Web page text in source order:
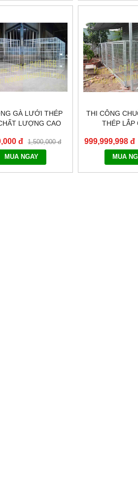
GÀ LƯỚI THÉP
LƯỢNG CAO
đ 1,500,000 đ
MUA NGAY
THI CÔNG
THÉP LẮP
999,999,998 đ
đ
MUA